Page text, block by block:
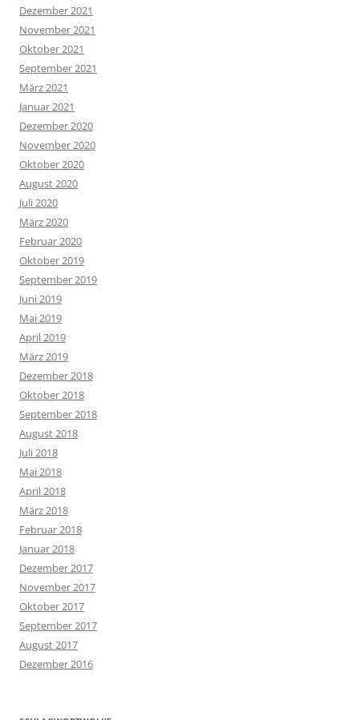
Dezember 2021
November 2021
Oktober 2021
September 2021
März 2021
Januar 2021
Dezember 2020
November 2020
Oktober 2020
August 2020
Juli 2020
März 2020
Februar 2020
Oktober 2019
September 2019
Juni 2019
Mai 2019
April 2019
März 2019
Dezember 2018
Oktober 2018
September 2018
August 2018
Juli 2018
Mai 2018
April 2018
März 2018
Februar 2018
Januar 2018
Dezember 2017
November 2017
Oktober 2017
September 2017
August 2017
Dezember 2016